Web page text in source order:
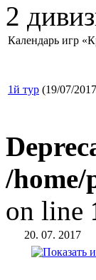
2
Календарь игр
1й тур (19/07/
/home/
on line
20. 07. 2017